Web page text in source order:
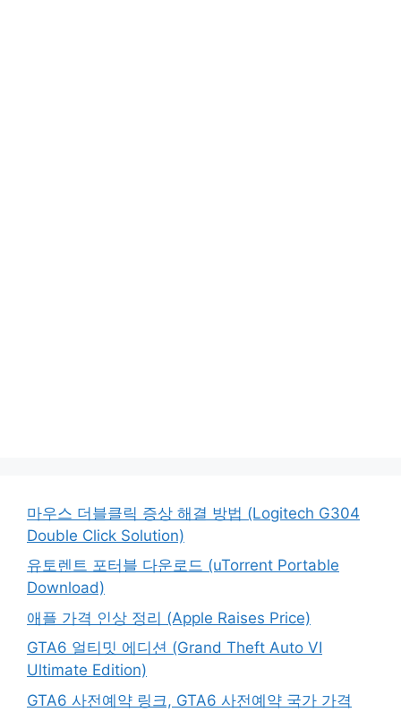
마우스 더블클릭 증상 해결 방법 (Logitech G304
Double Click Solution)
유토렌트 포터블 다운로드 (uTorrent Portable
Download)
애플 가격 인상 정리 (Apple Raises Price)
GTA6 얼티밋 에디션 (Grand Theft Auto VI
Ultimate Edition)
GTA6 사전예약 링크, GTA6 사전예약 국가 가격